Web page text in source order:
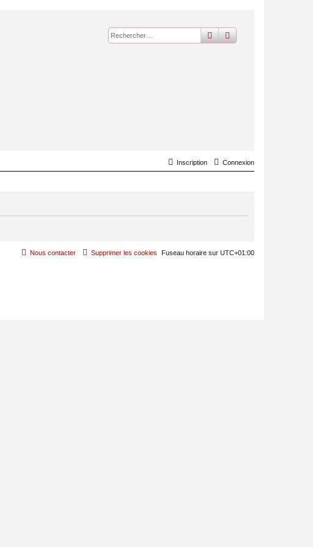
rechercher
recherche
Connexion
Inscription
Fuseau horaire sur UTC+01:00
Supprimer les cookies
Nous contacter